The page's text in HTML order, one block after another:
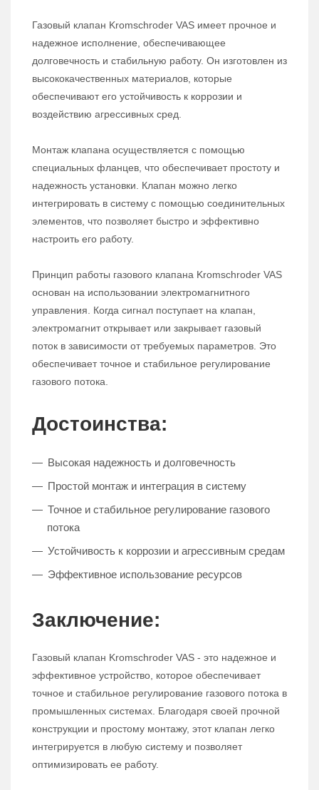
Газовый клапан Kromschroder VAS имеет прочное и
надежное исполнение, обеспечивающее
долговечность и стабильную работу. Он изготовлен из
высококачественных материалов, которые
обеспечивают его устойчивость к коррозии и
воздействию агрессивных сред.
Монтаж клапана осуществляется с помощью
специальных фланцев, что обеспечивает простоту и
надежность установки. Клапан можно легко
интегрировать в систему с помощью соединительных
элементов, что позволяет быстро и эффективно
настроить его работу.
Принцип работы газового клапана Kromschroder VAS
основан на использовании электромагнитного
управления. Когда сигнал поступает на клапан,
электромагнит открывает или закрывает газовый
поток в зависимости от требуемых параметров. Это
обеспечивает точное и стабильное регулирование
газового потока.
Достоинства:
Высокая надежность и долговечность
Простой монтаж и интеграция в систему
Точное и стабильное регулирование газового
потока
Устойчивость к коррозии и агрессивным средам
Эффективное использование ресурсов
Заключение:
Газовый клапан Kromschroder VAS - это надежное и
эффективное устройство, которое обеспечивает
точное и стабильное регулирование газового потока в
промышленных системах. Благодаря своей прочной
конструкции и простому монтажу, этот клапан легко
интегрируется в любую систему и позволяет
оптимизировать ее работу.